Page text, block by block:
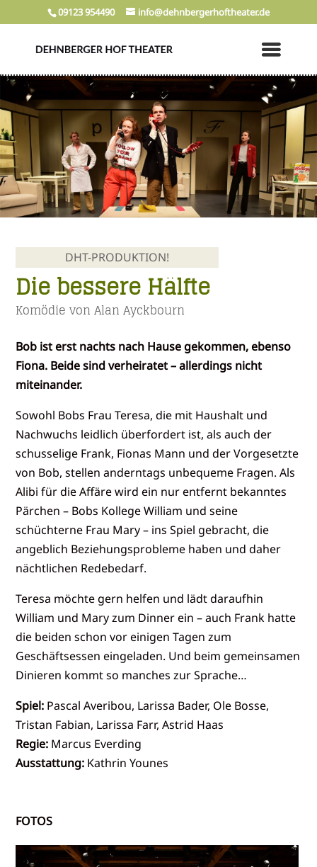
09123 954490 info@dehnbergerhoftheater.de
DHT-PRODUKTION!
Die bessere Hälfte
Komödie von Alan Ayckbourn
Bob ist erst nachts nach Hause gekommen, ebenso
Fiona. Beide sind verheiratet – allerdings nicht
miteinander.
Sowohl Bobs Frau Teresa, die mit Haushalt und
Nachwuchs leidlich überfordert ist, als auch der
schusselige Frank, Fionas Mann und der Vorgesetzte
von Bob, stellen anderntags unbequeme Fragen. Als
Alibi für die Affäre wird ein nur entfernt bekanntes
Pärchen – Bobs Kollege William und seine
schüchterne Frau Mary – ins Spiel gebracht, die
angeblich Beziehungsprobleme haben und daher
nächtlichen Redebedarf.
Teresa möchte gern helfen und lädt daraufhin
William und Mary zum Dinner ein – auch Frank hatte
die beiden schon vor einigen Tagen zum
Geschäftsessen eingeladen. Und beim gemeinsamen
Dinieren kommt so manches zur Sprache…
Spiel: Pascal Averibou, Larissa Bader, Ole Bosse,
Tristan Fabian, Larissa Farr, Astrid Haas
Regie: Marcus Everding
Ausstattung: Kathrin Younes
FOTOS